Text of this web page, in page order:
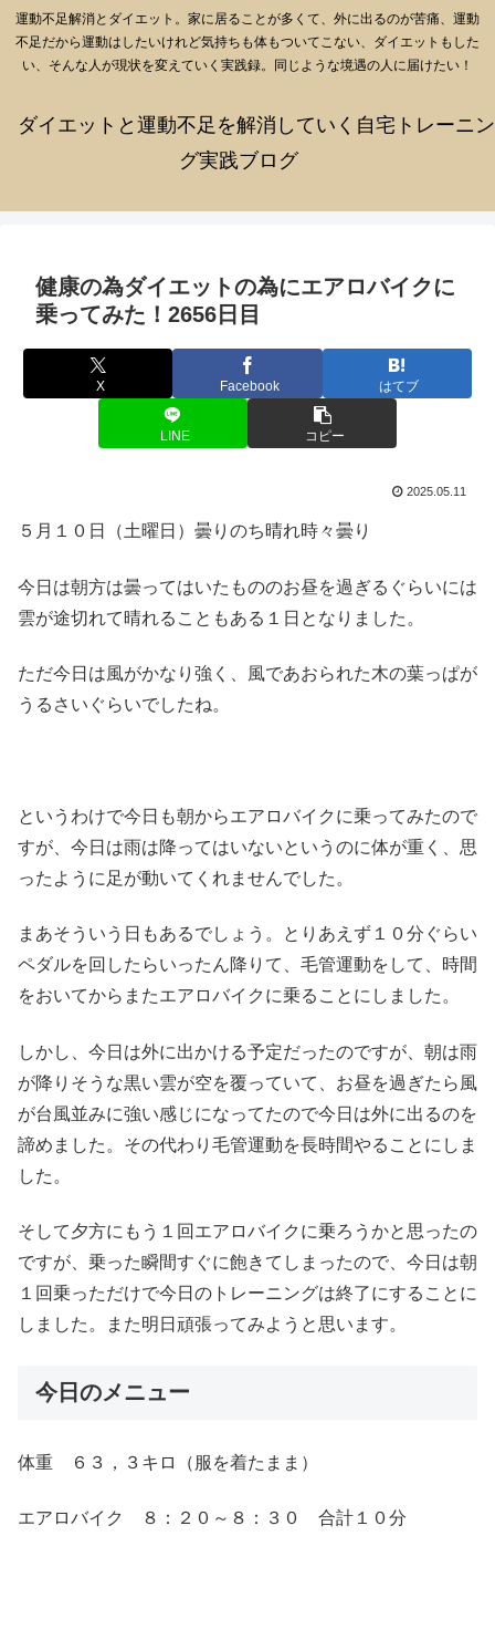
運動不足解消とダイエット。家に居ることが多くて、外に出るのが苦痛、運動
不足だから運動はしたいけれど気持ちも体もついてこない、ダイエットもした
い、そんな人が現状を変えていく実践録。同じような境遇の人に届けたい！
ダイエットと運動不足を解消していく自宅トレーニン
グ実践ブログ
健康の為ダイエットの為にエアロバイクに
乗ってみた！2656日目
X Facebook はてブ
LINE コピー
2025.05.11
５月１０日（土曜日）曇りのち晴れ時々曇り
今日は朝方は曇ってはいたもののお昼を過ぎるぐらいには
雲が途切れて晴れることもある１日となりました。
ただ今日は風がかなり強く、風であおられた木の葉っぱが
うるさいぐらいでしたね。
というわけで今日も朝からエアロバイクに乗ってみたので
すが、今日は雨は降ってはいないというのに体が重く、思
ったように足が動いてくれませんでした。
まあそういう日もあるでしょう。とりあえず１０分ぐらい
ペダルを回したらいったん降りて、毛管運動をして、時間
をおいてからまたエアロバイクに乗ることにしました。
しかし、今日は外に出かける予定だったのですが、朝は雨
が降りそうな黒い雲が空を覆っていて、お昼を過ぎたら風
が台風並みに強い感じになってたので今日は外に出るのを
諦めました。その代わり毛管運動を長時間やることにしま
した。
そして夕方にもう１回エアロバイクに乗ろうかと思ったの
ですが、乗った瞬間すぐに飽きてしまったので、今日は朝
１回乗っただけで今日のトレーニングは終了にすることに
しました。また明日頑張ってみようと思います。
今日のメニュー
体重 ６３，３キロ（服を着たまま）
エアロバイク ８：２０～８：３０ 合計１０分